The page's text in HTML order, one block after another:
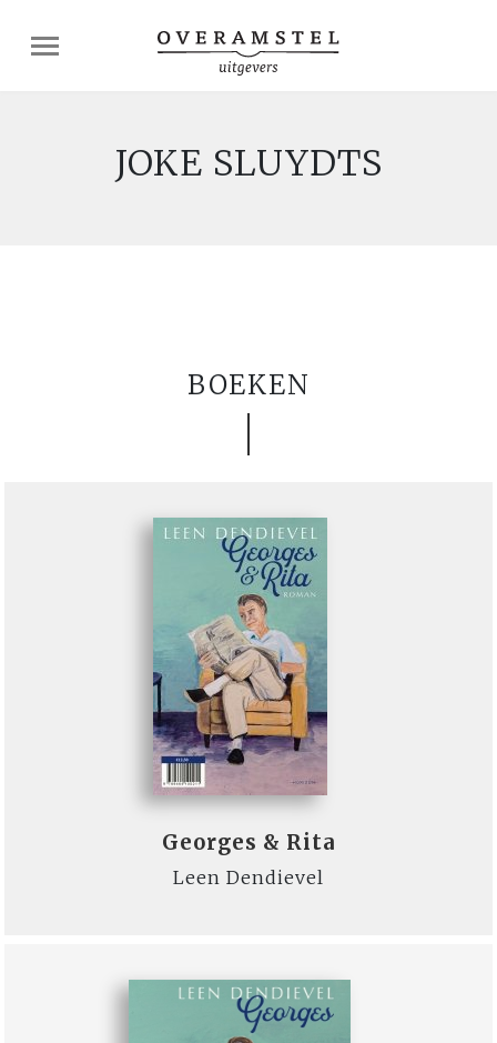
JOKE SLUYDTS
BOEKEN
Georges & Rita
Leen Dendievel